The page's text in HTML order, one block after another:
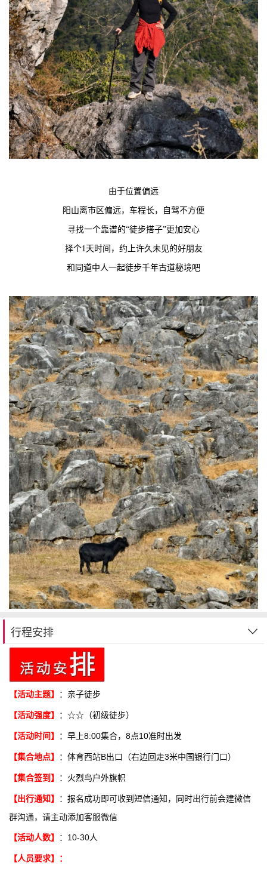
由于位置偏远
阳山离市区偏远，车程长，自驾不方便
寻找一个靠谱的“徒步搭子”更加安心
择个1天时间，约上许久未见的好朋友
和同道中人一起徒步千年古道秘境吧
行程安排
【活动主题】 ： 亲子徒步
【活动强度】 ： ☆☆（初级徒步）
【活动时间】 ： 早上8:00集合，8点10准时出发
【集合地点】 ： 体育西站B出口（右边回走3米中国银行门口）
【集合签到】 ： 火烈鸟户外旗帜
【出行通知】
：报名成功即可收到短信通知，同时出行前会建微信
群沟通，请主动添加客服微信
【活动人数】 ：10-30人
【人员要求】 ：